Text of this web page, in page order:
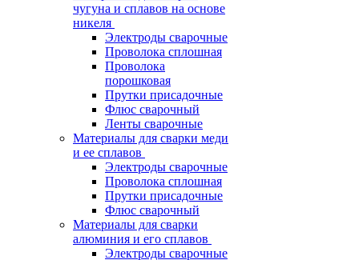
чугуна и сплавов на основе
никеля
Электроды сварочные
Проволока сплошная
Проволока
порошковая
Прутки присадочные
Флюс сварочный
Ленты сварочные
Материалы для сварки меди
и ее сплавов
Электроды сварочные
Проволока сплошная
Прутки присадочные
Флюс сварочный
Материалы для сварки
алюминия и его сплавов
Электроды сварочные